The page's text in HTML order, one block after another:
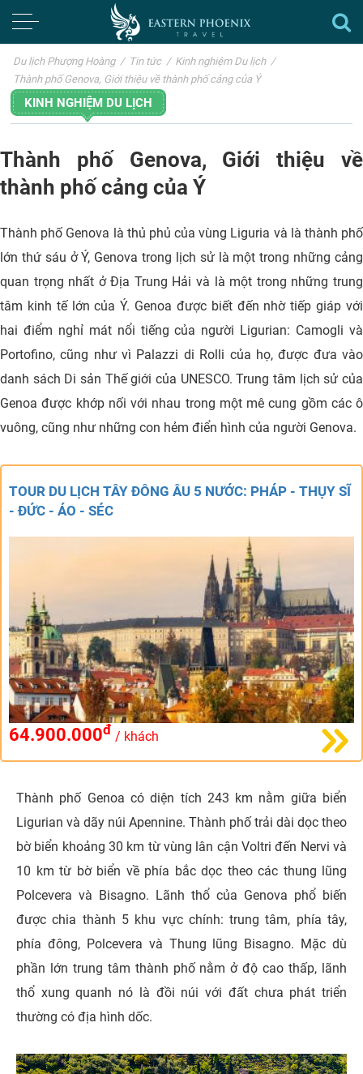
Du lịch Phượng Hoàng / Tin tức / Kinh nghiệm Du lịch /
Thành phố Genova, Giới thiệu về thành phố cảng của Ý
KINH NGHIỆM DU LỊCH
Thành phố Genova, Giới thiệu về
thành phố cảng của Ý
Thành phố Genova là thủ phủ của vùng Liguria và là thành phố
lớn thứ sáu ở Ý, Genova trong lịch sử là một trong những cảng
quan trọng nhất ở Địa Trung Hải và là một trong những trung
tâm kinh tế lớn của Ý. Genoa được biết đến nhờ tiếp giáp với
hai điểm nghỉ mát nổi tiếng của người Ligurian: Camogli và
Portofino, cũng như vì Palazzi di Rolli của họ, được đưa vào
danh sách Di sản Thế giới của UNESCO. Trung tâm lịch sử của
Genoa được khớp nối với nhau trong một mê cung gồm các ô
vuông, cũng như những con hẻm điển hình của người Genova.
TOUR DU LỊCH TÂY ĐÔNG ÂU 5 NƯỚC: PHÁP - THỤY SĨ
- ĐỨC - ÁO - SÉC
64.900.000đ / khách
Thành phố Genoa có diện tích 243 km nằm giữa biển
Ligurian và dãy núi Apennine. Thành phố trải dài dọc theo
bờ biển khoảng 30 km từ vùng lân cận Voltri đến Nervi và
10 km từ bờ biển về phía bắc dọc theo các thung lũng
Polcevera và Bisagno. Lãnh thổ của Genova phổ biến
được chia thành 5 khu vực chính: trung tâm, phía tây,
phía đông, Polcevera và Thung lũng Bisagno. Mặc dù
phần lớn trung tâm thành phố nằm ở độ cao thấp, lãnh
thổ xung quanh nó là đồi núi với đất chưa phát triển
thường có địa hình dốc.